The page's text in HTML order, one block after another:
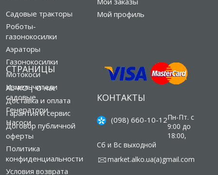
Садовые тракторы
Роботы-
газонокосилки
Аэраторы
Газонокосилки
Мотокоси
Измельчители
садовые
Генератори
Насоси
СТРАНИЦЫ
AL-KO | О нас
Доставка и оплата
Гарантия и сервис
Договор публичной
оферты
Политика
конфиденциальности
Условия возврата
Мой профиль
КОНТАКТЫ
(098) 660-10-12Пн-Пт. с
9:00 до
18:00,
Сб и Вс выходной
market.alko.ua(а)gmail.com